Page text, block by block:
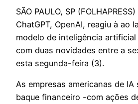
SÃO PAULO, SP
ChatGPT, OpenAI, reagiu à ao
modelo de inteligência artificial
com duas novidades entre a
esta segunda-feira (3).
As empresas americanas de IA
baque financeiro -com ações